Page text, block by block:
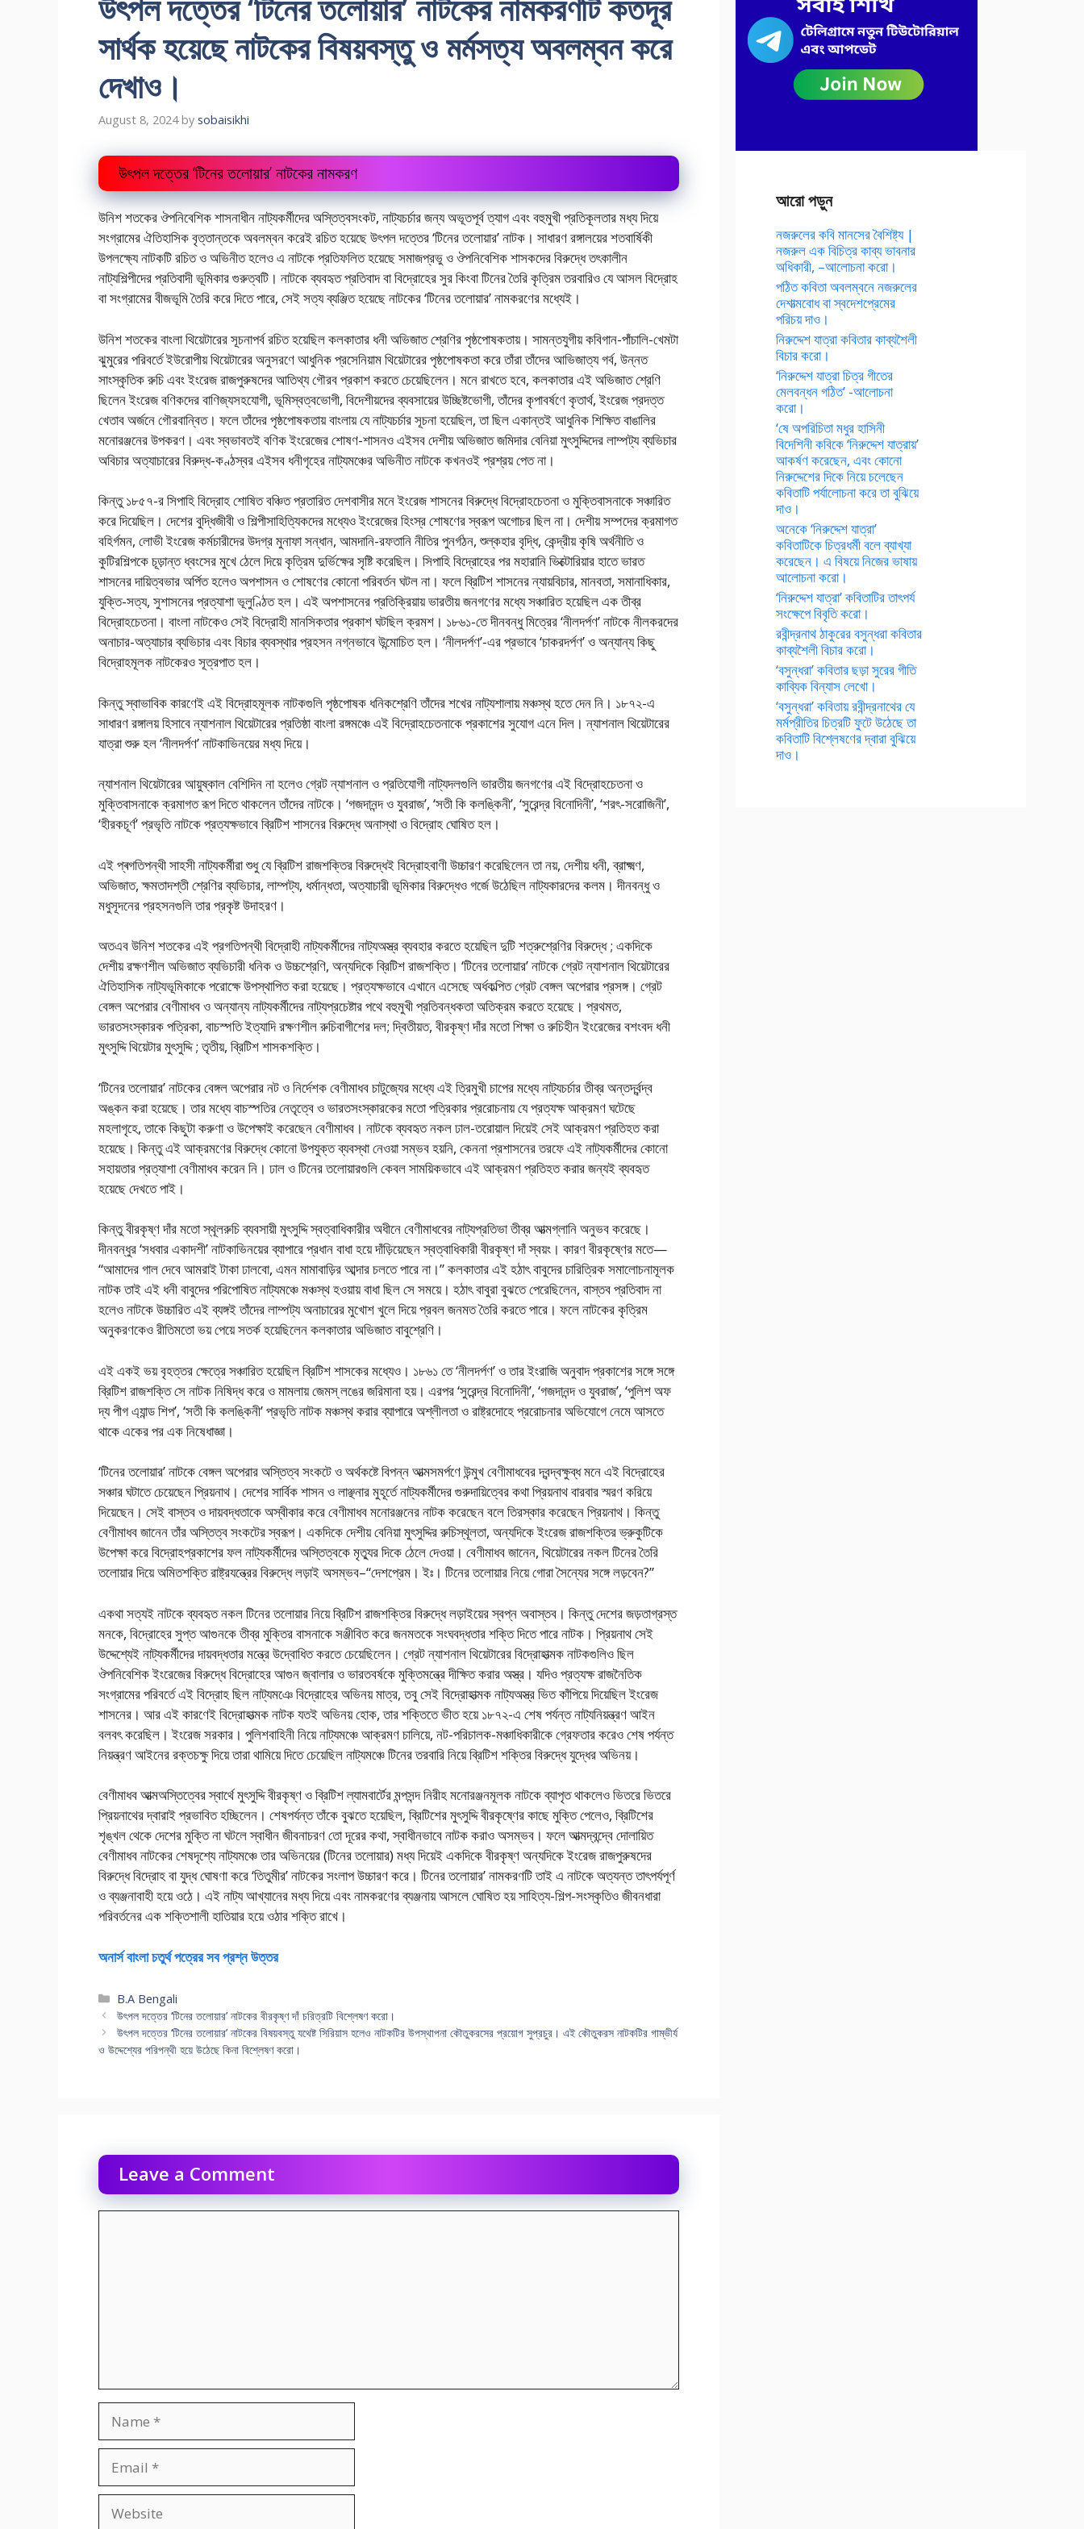
সার্থক হয়েছে নাটকের বিষয়বস্তু ও মর্মসত্য অবলম্বন করে
দেখাও।
August 8, 2024 by sobaisikhi
উৎপল দত্তের ‘টিনের তলোয়ার’ নাটকের নামকরণ
উনিশ শতকের ঔপনিবেশিক শাসনাধীন নাট্যকর্মীদের অস্তিত্বসংকট, নাট্যচর্চার জন্য অভূতপূর্ব ত্যাগ এবং বহুমুখী প্রতিকূলতার মধ্য দিয়ে
সংগ্রামের ঐতিহাসিক বৃত্তান্তকে‌ অবলম্বন করেই রচিত হয়েছে উৎপল দত্তের ‘টিনের তলোয়ার’ নাটক। সাধারণ রঙ্গালয়ের শতবার্ষিকী
উপলক্ষ্যে নাটকটি রচিত ও অভিনীত হলেও এ নাটকে প্রতিফলিত হয়েছে সমাজপ্রভু ও ঔপনিবেশিক শাসকদের বিরুদ্ধে তৎকালীন
নাট্যশিল্পীদের প্রতিবাদী ভূমিকার গুরুত্বটি। নাটকে ব্যবহৃত প্রতিবাদ বা বিদ্রোহের সুর কিংবা টিনের তৈরি কৃত্রিম তরবারিও যে আসল বিদ্রোহ
বা সংগ্রামের বীজভূমি তৈরি করে দিতে পারে, সেই সত্য ব্যঞ্জিত হয়েছে নাটকের ‘টিনের তলোয়ার’ নামকরণের মধ্যেই।
উনিশ শতকের বাংলা থিয়েটারের সূচনাপর্ব রচিত হয়েছিল কলকাতার ধনী অভিজাত শ্রেণির পৃষ্ঠপোষকতায়। সামন্তযুগীয় কবিগান-পাঁচালি-খেমটা
ঝুমুরের পরিবর্তে ইউরোপীয় থিয়েটারের অনুসরণে আধুনিক প্রসেনিয়াম থিয়েটারের পৃষ্ঠপোষকতা করে তাঁরা তাঁদের আভিজাত্য গর্ব, উন্নত
সাংস্কৃতিক রুচি এবং ইংরেজ রাজপুরুষদের আতিথ্য গৌরব প্রকাশ করতে চেয়েছিলেন। মনে রাখতে হবে, কলকাতার এই অভিজাত শ্রেণি
ছিলেন ইংরেজ বণিকদের বাণিজ্যসহযোগী, ভূমিস্বত্বভোগী, বিদেশীয়দের ব্যবসায়ের উচ্ছিষ্টভোগী, তাঁদের কৃপাবর্ষণে কৃতার্থ, ইংরেজ প্রদত্ত
খেতাব অর্জনে গৌরবান্বিত। ফলে তাঁদের পৃষ্ঠপোষকতায় বাংলায় যে নাট্যচর্চার সূচনা হয়েছিল, তা ছিল একান্তই আধুনিক শিক্ষিত বাঙালির
মনোরঞ্জনের উপকরণ। এবং স্বভাবতই বণিক ইংরেজের শোষণ-শাসনও এইসব দেশীয় অভিজাত জমিদার বেনিয়া মুৎসুদ্দিদের লাম্পট্য ব্যভিচার
অবিচার অত্যাচারের বিরুদ্ধ-কণ্ঠস্বর এইসব ধনীগৃহের নাট্যমঞ্চের অভিনীত নাটকে কখনওই প্রশ্রয় পেত না।
কিন্তু ১৮৫৭-র সিপাহি বিদ্রোহ শোষিত বঞ্চিত প্রতারিত দেশবাসীর মনে ইংরেজ শাসনের বিরুদ্ধে বিদ্রোহচেতনা ও মুক্তিবাসনাকে সঞ্চারিত
করে দিয়েছিল। দেশের বুদ্ধিজীবী ও শিল্পীসাহিত্যিকদের মধ্যেও ইংরেজের হিংস্র শোষণের স্বরূপ অগোচর ছিল না। দেশীয় সম্পদের ক্রমাগত
বহির্গমন, লোভী ইংরেজ কর্মচারীদের উদগ্র মুনাফা সন্ধান, আমদানি-রফতানি নীতির পুনর্গঠন, শুল্কহার বৃদ্ধি, কেন্দ্রীয় কৃষি অর্থনীতি ও
কুটিরশিল্পকে চূড়ান্ত ধ্বংসের মুখে ঠেলে দিয়ে কৃত্রিম দুর্ভিক্ষের সৃষ্টি করেছিল। সিপাহি বিদ্রোহের পর মহারানি ভিক্টোরিয়ার হাতে ভারত
শাসনের দায়িত্বভার অর্পিত হলেও অপশাসন ও শোষণের কোনো পরিবর্তন ঘটল না। ফলে ব্রিটিশ শাসনের ন্যায়বিচার, মানবতা, সমানাধিকার,
যুক্তি-সত্য, সুশাসনের প্রত্যাশা ভূলুণ্ঠিত হল। এই অপশাসনের প্রতিক্রিয়ায় ভারতীয় জনগণের মধ্যে সঞ্চারিত হয়েছিল এক তীব্র
বিদ্রোহচেতনা। বাংলা নাটকেও সেই বিদ্রোহী মানসিকতার প্রকাশ ঘটছিল ক্রমশ। ১৮৬১-তে দীনবন্ধু মিত্রের ‘নীলদর্পণ’ নাটকে নীলকরদের
অনাচার-অত্যাচার ব্যভিচার এবং বিচার ব্যবস্থার প্রহসন নগ্নভাবে উন্মোচিত হল। ‘নীলদর্পণ’-এর প্রভাবে ‘চাকরদর্পণ’ ও অন্যান্য কিছু
বিদ্রোহমূলক নাটকেরও সূত্রপাত হল।
কিন্তু স্বাভাবিক কারণেই এই বিদ্রোহমূলক নাটকগুলি পৃষ্ঠপোষক ধনিকশ্রেণি তাঁদের শখের নাট্যশালায় মঞ্চস্থ হতে দেন নি। ১৮৭২-এ
সাধারণ রঙ্গালয় হিসাবে ন্যাশনাল থিয়েটারের প্রতিষ্ঠা বাংলা রঙ্গমঞ্চে এই বিদ্রোহচেতনাকে প্রকাশের সুযোগ এনে দিল। ন্যাশনাল থিয়েটারের
যাত্রা শুরু হল ‘নীলদর্পণ’ নাটকাভিনয়ের মধ্য দিয়ে।
ন্যাশনাল থিয়েটারের আয়ুষ্কাল বেশিদিন না হলেও গ্রেট ন্যাশনাল ও প্রতিযোগী নাট্যদলগুলি ভারতীয় জনগণের এই বিদ্রোহচেতনা ও
মুক্তিবাসনাকে ক্রমাগত রূপ দিতে থাকলেন তাঁদের নাটকে। ‘গজদানন্দ ও যুবরাজ’, ‘সতী কি কলঙ্কিনী’, ‘সুরেন্দ্র বিনোদিনী’, ‘শরৎ-সরোজিনী’,
‘হীরকচূর্ণ’ প্রভৃতি নাটকে প্রত্যক্ষভাবে ব্রিটিশ শাসনের বিরুদ্ধে অনাস্থা ও বিদ্রোহ ঘোষিত হল।
এই প্ৰগতিপন্থী সাহসী নাট্যকর্মীরা শুধু যে ব্রিটিশ রাজশক্তির বিরুদ্ধেই বিদ্রোহবাণী উচ্চারণ করেছিলেন তা নয়, দেশীয় ধনী, ব্রাক্ষ্মণ,
অভিজাত, ক্ষমতাদশ্তী শ্রেণির ব্যভিচার, লাম্পট্য, ধর্মান্ধতা, অত্যাচারী ভূমিকার বিরুদ্ধেও গর্জে উঠেছিল নাট্যকারদের কলম। দীনবন্ধু ও
মধুসূদনের প্রহসনগুলি তার প্রকৃষ্ট উদাহরণ।
অতএব উনিশ শতকের এই প্রগতিপন্থী বিদ্রোহী নাট্যকর্মীদের নাট্যঅস্ত্র ব্যবহার করতে হয়েছিল দুটি শত্রুশ্রেণির বিরুদ্ধে ; একদিকে
দেশীয় রক্ষণশীল অভিজাত ব্যভিচারী ধনিক ও উচ্চশ্রেণি, অন্যদিকে ব্রিটিশ রাজশক্তি। ‘টিনের তলোয়ার’ নাটকে গ্রেট ন্যাশনাল থিয়েটারের
ঐতিহাসিক নাট্যভূমিকাকে পরোক্ষে উপস্থাপিত করা হয়েছে। প্রত্যক্ষভাবে এখানে এসেছে অর্ধকল্পিত গ্রেট বেঙ্গল অপেরার প্রসঙ্গ। গ্রেট
বেঙ্গল অপেরার বেণীমাধব ও অন্যান্য নাট্যকর্মীদের নাট্যপ্রচেষ্টার পথে বহুমুখী প্রতিবন্ধকতা অতিক্রম করতে হয়েছে। প্রথমত,
ভারতসংস্কারক পত্রিকা, বাচস্পতি ইত্যাদি রক্ষণশীল রুচিবাগীশের দল; দ্বিতীয়ত, বীরকৃষ্ণ দাঁর মতো শিক্ষা ও রুচিহীন ইংরেজের বশংবদ ধনী
মুৎসুদ্দি থিয়েটার মুৎসুদ্দি ; তৃতীয়, ব্রিটিশ শাসকশক্তি।
‘টিনের তলোয়ার’ নাটকের বেঙ্গল অপেরার নট ও নির্দেশক বেণীমাধব চাটুজ্যের মধ্যে এই ত্রিমুখী চাপের মধ্যে নাট্যচর্চার তীব্র অন্তর্দ্বন্দ্ব
অঙ্কন করা হয়েছে। তার মধ্যে বাচস্পতির নেতৃত্বে ও ভারতসংস্কারকের মতো পত্রিকার প্ররোচনায় যে প্রত্যক্ষ আক্রমণ ঘটেছে
মহলাগৃহে, তাকে কিছুটা করুণা ও উপেক্ষাই করেছেন বেণীমাধব। নাটকে ব্যবহৃত নকল ঢাল-তরোয়াল দিয়েই সেই আক্রমণ প্রতিহত করা
হয়েছে। কিন্তু এই আক্রমণের বিরুদ্ধে কোনো উপযুক্ত ব্যবস্থা নেওয়া সম্ভব হয়নি, কেননা প্রশাসনের তরফে এই নাট্যকর্মীদের কোনো
সহায়তার প্রত্যাশা বেণীমাধব করেন নি। ঢাল ও টিনের তলোয়ারগুলি কেবল সাময়িকভাবে এই আক্রমণ প্রতিহত করার জন্যই ব্যবহৃত
হয়েছে দেখতে পাই।
কিন্তু বীরকৃষ্ণ দাঁর মতো স্থূলরুচি ব্যবসায়ী মুৎসুদ্দি স্বত্বাধিকারীর অধীনে বেণীমাধবের নাট্যপ্রতিভা তীব্র আত্মগ্লানি অনুভব করেছে।
দীনবন্ধুর ‘সধবার একাদশী’ নাটকাভিনয়ের ব্যাপারে প্রধান বাধা হয়ে দাঁড়িয়েছেন স্বত্বাধিকারী বীরকৃষ্ণ দাঁ স্বয়ং। কারণ বীরকৃষ্ণের মতে—
“আমাদের গাল দেবে আমরাই টাকা ঢালবো, এমন মামাবাড়ির আব্দার চলতে পারে না।” কলকাতার এই হঠাৎ বাবুদের চারিত্রিক সমালোচনামূলক
নাটক তাই এই ধনী বাবুদের পরিপোষিত নাট্যমঞ্চে মঞ্চস্থ হওয়ায় বাধা ছিল সে সময়ে। হঠাৎ বাবুরা বুঝতে পেরেছিলেন, বাস্তব প্রতিবাদ না
হলেও নাটকে উচ্চারিত এই ব্যঙ্গই তাঁদের লাম্পট্য অনাচারের মুখোশ খুলে দিয়ে প্রবল জনমত তৈরি করতে পারে। ফলে নাটকের কৃত্রিম
অনুকরণকেও রীতিমতো ভয় পেয়ে সতর্ক হয়েছিলেন কলকাতার অভিজাত বাবুশ্রেণি।
এই একই ভয় বৃহত্তর ক্ষেত্রে সঞ্চারিত হয়েছিল ব্রিটিশ শাসকের মধ্যেও। ১৮৬১ তে ‘নীলদর্পণ’ ও তার ইংরাজি অনুবাদ প্রকাশের সঙ্গে সঙ্গে
ব্রিটিশ রাজশক্তি সে নাটক নিষিদ্ধ করে ও মামলায় জেমস্ লঙের জরিমানা হয়। এরপর ‘সুরেন্দ্র বিনোদিনী’, ‘গজদানন্দ ও যুবরাজ’, ‘পুলিশ অফ
দ্য পীগ এ্যান্ড শিপ’, ‘সতী কি কলঙ্কিনী’ প্রভৃতি নাটক মঞ্চস্থ করার ব্যাপারে অশ্লীলতা ও রাষ্ট্রদোহে প্ররোচনার অভিযোগে নেমে আসতে
থাকে একের পর এক নিষেধাজ্ঞা।
‘টিনের তলোয়ার’ নাটকে বেঙ্গল অপেরার অস্তিত্ব সংকটে ও অর্থকষ্টে বিপন্ন আত্মসমর্পণে উন্মুখ বেণীমাধবের দ্বন্দ্বক্ষুব্ধ মনে এই বিদ্রোহের
সঞ্চার ঘটাতে চেয়েছেন প্রিয়নাথ। দেশের সার্বিক শাসন ও লাঞ্ছনার মুহূর্তে নাট্যকর্মীদের গুরুদায়িত্বের কথা প্রিয়নাথ বারবার স্মরণ করিয়ে
দিয়েছেন। সেই বাস্তব ও দায়বদ্ধতাকে অস্বীকার করে বেণীমাধব মনোরঞ্জনের নাটক করেছেন বলে তিরস্কার করেছেন প্রিয়নাথ। কিন্তু
বেণীমাধব জানেন তাঁর অস্তিত্ব সংকটের স্বরূপ। একদিকে দেশীয় বেনিয়া মুৎসুদ্দির রুচিস্থূলতা, অন্যদিকে ইংরেজ রাজশক্তির ভ্রুকুটিকে
উপেক্ষা করে বিদ্রোহপ্রকাশের ফল নাট্যকর্মীদের অস্তিত্বকে মৃত্যুর দিকে ঠেলে দেওয়া। বেণীমাধব জানেন, থিয়েটারের নকল টিনের তৈরি
তলোয়ার দিয়ে অমিতশক্তি রাষ্ট্রযন্ত্রের বিরুদ্ধে লড়াই অসম্ভব–“দেশপ্রেম। ইঃ। টিনের তলোয়ার নিয়ে গোরা সৈন্যের সঙ্গে লড়বেন?”
একথা সত্যই নাটকে ব্যবহৃত নকল টিনের তলোয়ার নিয়ে ব্রিটিশ রাজশক্তির বিরুদ্ধে লড়াইয়ের স্বপ্ন অবাস্তব। কিন্তু দেশের জড়তাগ্রস্ত
মনকে, বিদ্রোহের সুপ্ত আগুনকে তীব্র মুক্তির বাসনাকে সঞ্জীবিত করে জনমতকে সংঘবদ্ধতার শক্তি দিতে পারে নাটক। প্রিয়নাথ সেই
উদ্দেশ্যেই নাট্যকর্মীদের দায়বদ্ধতার মন্ত্রে উদ্বোধিত করতে চেয়েছিলেন। গ্রেট ন্যাশনাল থিয়েটারের বিদ্রোহাত্মক নাটকগুলিও ছিল
ঔপনিবেশিক ইংরেজের বিরুদ্ধে বিদ্রোহের আগুন জ্বালার ও ভারতবর্ষকে মুক্তিমন্ত্রে দীক্ষিত করার অস্ত্র। যদিও প্রত্যক্ষ রাজনৈতিক
সংগ্রামের পরিবর্তে এই বিদ্রোহ ছিল নাট্যমঞে বিদ্রোহের অভিনয় মাত্র, তবু সেই বিদ্রোহাত্মক নাট্যঅস্ত্র ভিত কাঁপিয়ে দিয়েছিল ইংরেজ
শাসনের। আর এই কারণেই বিদ্রোহাত্মক নাটক যতই অভিনয় হোক, তার শক্তিতে ভীত হয়ে ১৮৭২-এ শেষ পর্যন্ত নাট্যনিয়ন্ত্রণ আইন
বলবৎ করেছিল। ইংরেজ সরকার। পুলিশবাহিনী নিয়ে নাট্যমঞ্চে আক্রমণ চালিয়ে, নট-পরিচালক-মঞ্চাধিকারীকে গ্রেফতার করেও শেষ পর্যন্ত
নিয়ন্ত্রণ আইনের রক্তচক্ষু দিয়ে তারা থামিয়ে দিতে চেয়েছিল নাট্যমঞ্চে টিনের তরবারি নিয়ে ব্রিটিশ শক্তির বিরুদ্ধে যুদ্ধের অভিনয়।
বেণীমাধব আত্মঅস্তিত্বের স্বার্থে মুৎসুদ্দি বীরকৃষ্ণ ও ব্রিটিশ ল্যামবার্টের মন্পসন্দ নিরীহ মনোরঞ্জনমূলক নাটকে ব্যাপৃত থাকলেও ভিতরে ভিতরে
প্রিয়নাথের দ্বারাই প্রভাবিত হচ্ছিলেন। শেষপর্যন্ত তাঁকে বুঝতে হয়েছিল, ব্রিটিশের মুৎসুদ্দি বীরকৃষ্ণের কাছে মুক্তি পেলেও, ব্রিটিশের
শৃঙ্খল থেকে দেশের মুক্তি না ঘটলে স্বাধীন জীবনাচরণ তো দূরের কথা, স্বাধীনভাবে নাটক করাও অসম্ভব। ফলে আত্মদ্বন্দ্বে দোলায়িত
বেণীমাধব নাটকের শেষদৃশ্যে নাট্যমঞ্চে তার অভিনয়ের (টিনের তলোয়ার) মধ্য দিয়েই একদিকে বীরকৃষ্ণ অন্যদিকে ইংরেজ রাজপুরুষদের
বিরুদ্ধে বিদ্রোহ বা যুদ্ধ ঘোষণা করে ‘তিতুমীর’ নাটকের সংলাপ উচ্চারণ করে। টিনের তলোয়ার’ নামকরণটি তাই এ নাটকে অত্যন্ত তাৎপর্যপূর্ণ
ও ব্যঞ্জনাবাহী হয়ে ওঠে। এই নাট্য আখ্যানের মধ্য দিয়ে এবং নামকরণের ব্যঞ্জনায় আসলে ঘোষিত হয় সাহিত্য-শিল্প-সংস্কৃতিও জীবনধারা
পরিবর্তনের এক শক্তিশালী হাতিয়ার হয়ে ওঠার শক্তি রাখে।
অনার্স বাংলা চতুর্থ পত্রের সব প্রশ্ন উত্তর
Categories
B.A Bengali
উৎপল দত্তের ‘টিনের তলোয়ার’ নাটকের বীরকৃষ্ণ দাঁ চরিত্রটি বিশ্লেষণ করো।
উৎপল দত্তের ‘টিনের তলোয়ার’ নাটকের বিষয়বস্তু যথেষ্ট সিরিয়াস হলেও নাটকটির উপস্থাপনা কৌতুকরসের প্রয়োগ সুপ্রচুর। এই কৌতুকরস নাটকটির গাম্ভীর্য
ও উদ্দেশ্যের পরিপন্থী হয়ে উঠেছে কিনা বিশ্লেষণ করো।
Leave a Comment
আরো পড়ুন
নজরুলের কবি মানসের বৈশিষ্ট্য |
নজরুল এক বিচিত্র কাব্য ভাবনার
অধিকারী, –আলোচনা করো।
পঠিত কবিতা অবলম্বনে নজরুলের
দেশাত্মবোধ বা স্বদেশপ্রেমের
পরিচয় দাও।
নিরুদ্দেশ যাত্রা কবিতার কাব্যশৈলী
বিচার করো।
‘নিরুদ্দেশ যাত্রা চিত্র গীতের
মেলবন্ধন গঠিত’ -আলোচনা
করো।
‘ষে অপরিচিতা মধুর হাসিনী
বিদেশিনী কবিকে ‘নিরুদ্দেশ যাত্রায়’
আকর্ষণ করেছেন, এবং কোনো
নিরুদ্দেশের দিকে নিয়ে চলেছেন
কবিতাটি পর্যালোচনা করে তা বুঝিয়ে
দাও।
অনেকে ‘নিরুদ্দেশ যাত্রা’
কবিতাটিকে চিত্রধর্মী বলে ব্যাখ্যা
করেছেন। এ বিষয়ে নিজের ভাষায়
আলোচনা করো।
‘নিরুদ্দেশ যাত্রা’ কবিতাটির তাৎপর্য
সংক্ষেপে বিবৃতি করো।
রবীন্দ্রনাথ ঠাকুরের বসুন্ধরা কবিতার
কাব্যশৈলী বিচার করো।
‘বসুন্ধরা’ কবিতার ছড়া সুরের গীতি
কাব্যিক বিন্যাস লেখো।
‘বসুন্ধরা’ কবিতায় রবীন্দ্রনাথের যে
মর্মপ্রীতির চিত্রটি ফুটে উঠেছে তা
কবিতাটি বিশ্লেষণের দ্বারা বুঝিয়ে
দাও।